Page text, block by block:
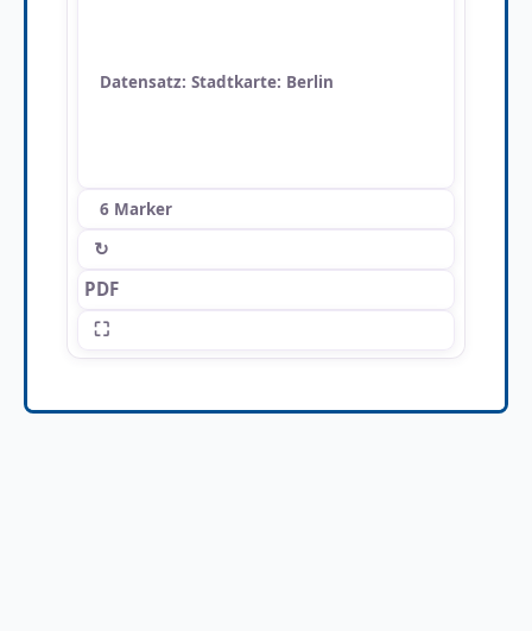
Datensatz: Stadtkarte: Berlin
6 Marker
↻
PDF
⛶